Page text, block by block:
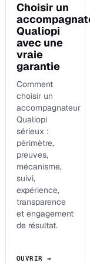
Choisir un
Qualiopi
avec une
vraie
garantie
Comment
choisir un
accompagnateur
Qualiopi
sérieux :
périmètre,
preuves,
mécanisme,
suivi,
expérience,
transparence
et engagement
de résultat.
OUVRIR →